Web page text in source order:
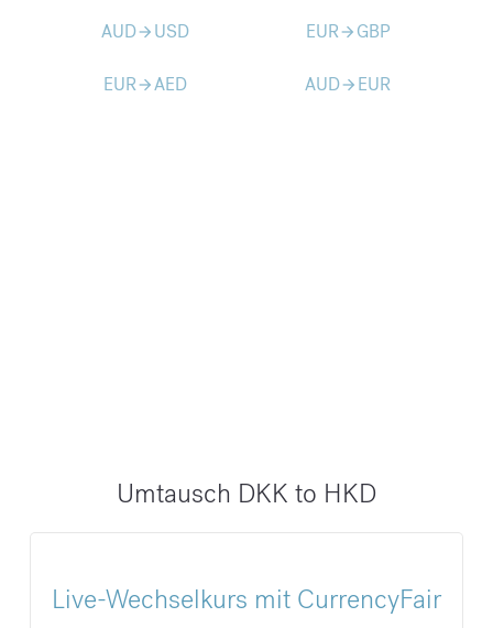
AUDarrow_forward USD EURarrow_forward GBP
EURarrow_forwardAED AUDarrow_forward EUR
Umtausch DKK to HKD
Live-Wechselkurs mit CurrencyFair